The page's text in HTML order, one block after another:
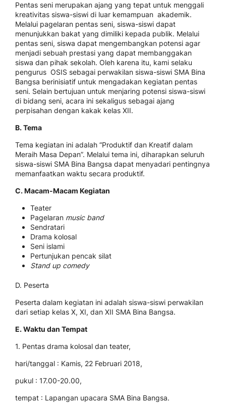
Pentas seni merupakan ajang yang tepat untuk menggali
kreativitas siswa-siswi di luar kemampuan akademik.
Melalui pagelaran pentas seni, siswa-siswi dapat
menunjukkan bakat yang dimiliki kepada publik. Melalui
pentas seni, siswa dapat mengembangkan potensi agar
menjadi sebuah prestasi yang dapat membanggakan
siswa dan pihak sekolah. Oleh karena itu, kami selaku
pengurus OSIS sebagai perwakilan siswa-siswi SMA Bina
Bangsa berinisiatif untuk mengadakan kegiatan pentas
seni. Selain bertujuan untuk menjaring potensi siswa-siswi
di bidang seni, acara ini sekaligus sebagai ajang
perpisahan dengan kakak kelas XII.
B. Tema
Tema kegiatan ini adalah “Produktif dan Kreatif dalam
Meraih Masa Depan”. Melalui tema ini, diharapkan seluruh
siswa-siswi SMA Bina Bangsa dapat menyadari pentingnya
memanfaatkan waktu secara produktif.
C. Macam-Macam Kegiatan
Teater
Pagelaran music band
Sendratari
Drama kolosal
Seni islami
Pertunjukan pencak silat
Stand up comedy
D. Peserta
Peserta dalam kegiatan ini adalah siswa-siswi perwakilan
dari setiap kelas X, XI, dan XII SMA Bina Bangsa.
E. Waktu dan Tempat
1. Pentas drama kolosal dan teater,
hari/tanggal : Kamis, 22 Februari 2018,
pukul : 17.00-20.00,
tempat : Lapangan upacara SMA Bina Bangsa.